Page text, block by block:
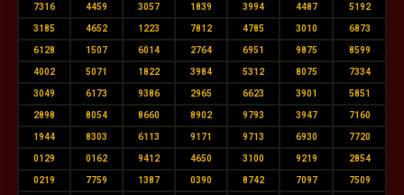
7316 4459 3057 1839 3994 4487 5192
3185 4652 1223 7812 4785 3010 6873
6128 1507 6014 2764 6951 9875 8599
4002 5071 1822 3984 5312 8075 7334
3049 6173 9386 2965 6623 3901 5851
2898 8054 8660 8902 9793 3947 7160
1944 8303 6113 9171 9713 6930 7720
0129 0162 9412 4650 3100 9219 2854
0219 7759 1387 0390 8742 7097 7509